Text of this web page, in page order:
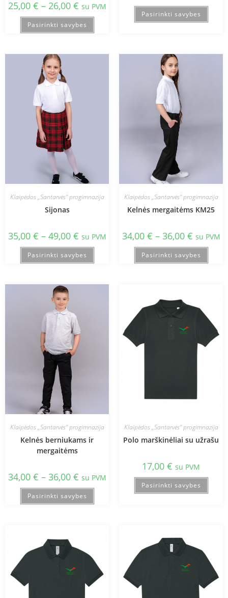
25,00 € – 26,00 € su PVM
Pasirinkti savybes
Pasirinkti savybes
Klaipėdos „Santarvės“ progimnazija
Sijonas
35,00 € – 49,00 € su PVM
Pasirinkti savybes
Klaipėdos „Santarvės“ progimnazija
Kelnės mergaitėms KM25
34,00 € – 36,00 € su PVM
Pasirinkti savybes
Klaipėdos „Santarvės“ progimnazija
Kelnės berniukams ir
mergaitėms
34,00 € – 36,00 € su PVM
Pasirinkti savybes
Klaipėdos „Santarvės“ progimnazija
Polo marškinėliai su užrašu
17,00 € su PVM
Pasirinkti savybes